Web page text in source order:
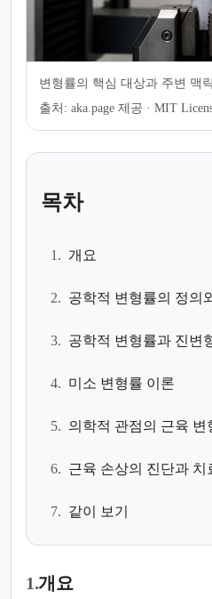
변형률의 핵심 대상과 주변 맥
출처: aka.page 제공 · MIT
목차
1. 개요
2. 공학적 변형률의 정의
3. 공학적 변형률과 진변
4. 미소 변형률 이론
5. 의학적 관점의 근육 변
6. 근육 손상의 진단과 치
7. 같이 보기
1.개요